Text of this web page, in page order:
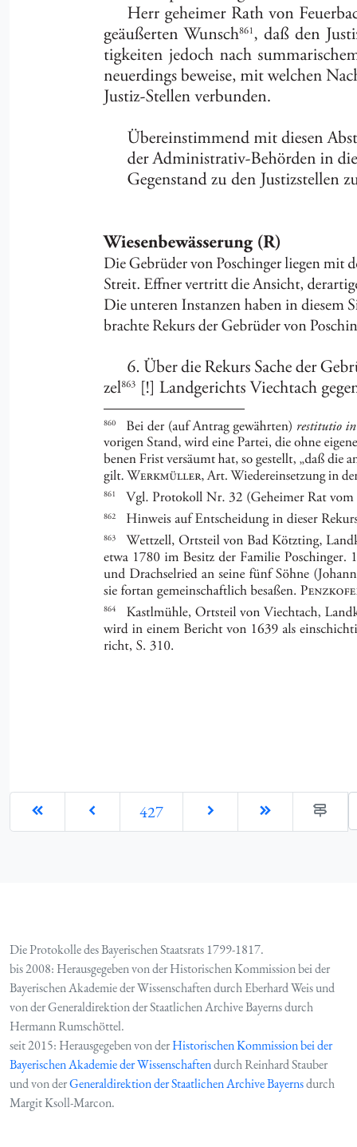
427
Die Protokolle des Bayerischen Staatsrats 1799-1817.
bis 2008: Herausgegeben von der Historischen Kommission bei der
Bayerischen Akademie der Wissenschaften durch Eberhard Weis und
von der Generaldirektion der Staatlichen Archive Bayerns durch
Hermann Rumschöttel.
seit 2015: Herausgegeben von derHistorischen Kommission bei der
Bayerischen Akademie der Wissenschaftendurch Reinhard Stauber
und von derGeneraldirektion der Staatlichen Archive Bayernsdurch
Margit Ksoll-Marcon.